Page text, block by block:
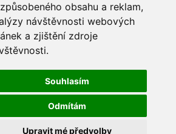
obsahu a reklam,
návštěvnosti webových
a zjištění zdroje
Souhlasím
Odmítám
Upravit mé předvolby
(sekretariat)
(členství)
110 00 Praha 1